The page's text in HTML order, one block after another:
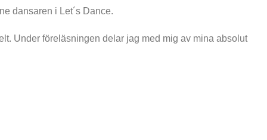
dansaren i Let´s Dance.
Under föreläsningen delar jag med mig av mina absolut